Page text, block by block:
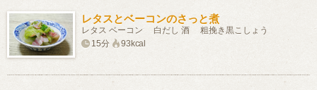
レタスとベーコンのさっと煮
レタス ベーコン 白だし 酒 粗挽き黒こしょう
15分
93kcal